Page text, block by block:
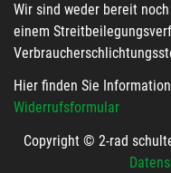
Wir sind weder bereit
einem
Hier finden Sie
Widerrufsformular
Copyright © 2-rad